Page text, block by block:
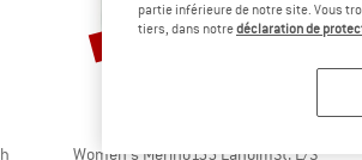
Article
Women's Merino155 LaholmSt. L/S
Remise
Jusqu'à -45 %
partie inférieure de notre site. Vous
tiers, dans notredéclaration de